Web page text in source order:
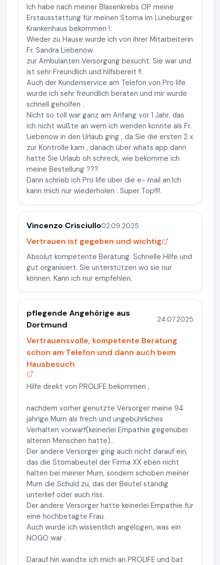
Ich habe nach meiner Blasenkrebs OP meine
Erstausstattung für meinen Stoma im Lüneburger
Krankenhaus bekommen !.
Wieder zu Hause wurde ich von ihrer Mitarbeiterin
Fr. Sandra Liebenow
zur Ambulanten Versorgung besucht. Sie war und
ist sehr Freundlich und hilfsbereit !!.
Auch der Kundenservice am Telefon von Pro life
wurde ich sehr freundlich beraten und mir wurde
schnell geholfen .
Nicht so toll war ganz am Anfang vor 1 Jahr, das
ich nicht wußte an wem ich wenden konnte als Fr.
Liebenow in den Urlaub ging , da Sie die ersten 2 x
zur Kontrolle kam , danach über whats app dann
hatte Sie Urlaub oh schreck, wie bekomme ich
meine Bestellung ???.
Dann schrieb ich Pro life über die e- mail an.Ich
kann mich nur wiederholen : Super Top!!!!.
Vincenzo Crisciullo02.09.2025
Vertrauen ist gegeben und wichtig
Absolut kompetente Beratung. Schnelle Hilfe und
gut organisiert. Sie unterstützen wo sie nur
können. Kann ich nur empfehlen.
pflegende Angehörige aus
Dortmund
24.07.2025
Vertrauensvolle, kompetente Beratung
schon am Telefon und dann auch beim
Hausbesuch
Hilfe direkt von PROLIFE bekommen ,
nachdem vorher genutzte Versorger meine 94
jährige Mum als frech und ungebührliches
Verhalten vorwarf(keinerlei Empathie gegenüber
älteren Menschen hatte)..
Der andere Versorger ging auch nicht darauf ein,
das die Stomabeutel der Firma XX eben nicht
halten bei meiner Mum, sondern schoben meiner
Mum die Schuld zu, das der Beutel ständig
unterlief oder auch riss.
Der andere Versorger hatte keinerlei Empathie für
eine hochbetagte Frau .
Auch wurde ich wissentlich angelogen, was ein
NOGO war .
Darauf hin wandte ich mich an PROLIFE und bat